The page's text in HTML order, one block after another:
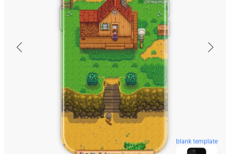
blank template